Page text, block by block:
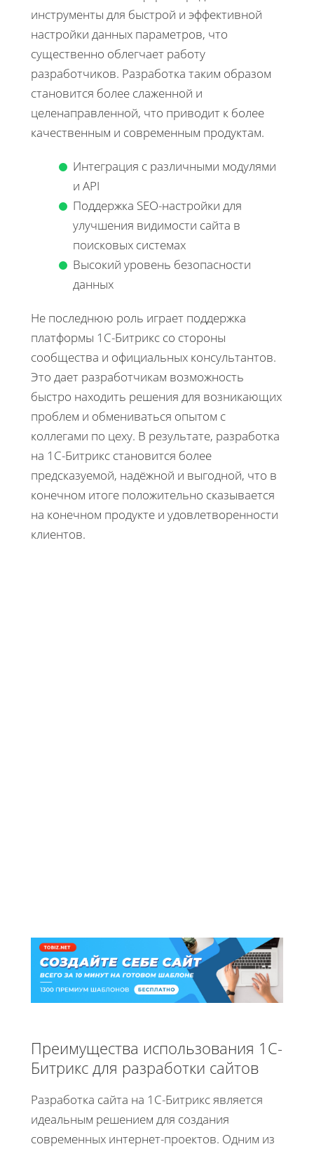
инструменты для быстрой и эффективной
настройки данных параметров, что
существенно облегчает работу
разработчиков. Разработка таким образом
становится более слаженной и
целенаправленной, что приводит к более
качественным и современным продуктам.
Интеграция с различными модулями
и API
Поддержка SEO-настройки для
улучшения видимости сайта в
поисковых системах
Высокий уровень безопасности
данных
Не последнюю роль играет поддержка
платформы 1С-Битрикс со стороны
сообщества и официальных консультантов.
Это дает разработчикам возможность
быстро находить решения для возникающих
проблем и обмениваться опытом с
коллегами по цеху. В результате, разработка
на 1С-Битрикс становится более
предсказуемой, надёжной и выгодной, что в
конечном итоге положительно сказывается
на конечном продукте и удовлетворенности
клиентов.
Преимущества использования 1С-
Битрикс для разработки сайтов
Разработка сайта на 1C-Битрикс является
идеальным решением для создания
современных интернет-проектов. Одним из